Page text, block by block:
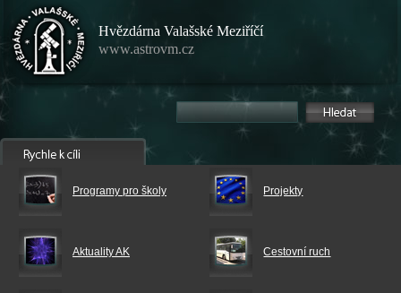
Hvězdárna Valašské Meziříčí
www.astrovm.cz
Programy pro školy Projekty
Aktuality AK Cestovní ruch